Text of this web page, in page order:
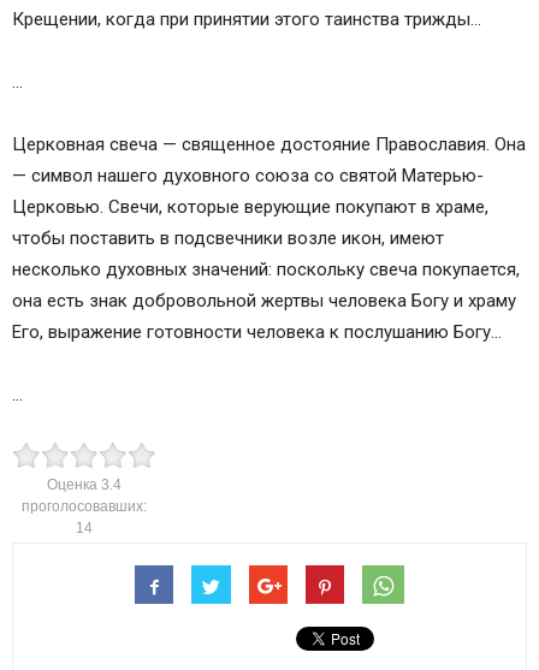
Крещении, когда при принятии этого таинства трижды…
Церковная свеча — священное достояние Православия. Она
— символ нашего духовного союза со святой Матерью-
Церковью. Свечи, которые верующие покупают в храме,
чтобы поставить в подсвечники возле икон, имеют
несколько духовных значений: поскольку свеча покупается,
она есть знак добровольной жертвы человека Богу и храму
Его, выражение готовности человека к послушанию Богу…
Оценка 3.4
проголосовавших:
14